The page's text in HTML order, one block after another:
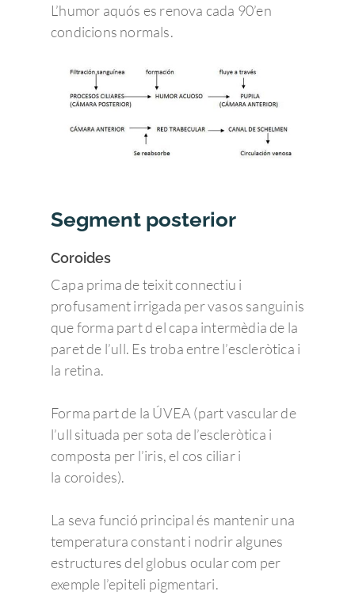
L’humor aquós es renova cada 90’en
condicions normals.
Segment posterior
Coroides
Capa prima de teixit connectiu i
profusament irrigada per vasos sanguinis
que forma part d el capa intermèdia de la
paret de l’ull. Es troba entre l’escleròtica i
la retina.
Forma part de la ÚVEA (part vascular de
l’ull situada per sota de l’escleròtica i
composta per l’iris, el cos ciliar i
la coroides).
La seva funció principal és mantenir una
temperatura constant i nodrir algunes
estructures del globus ocular com per
exemple l’epiteli pigmentari.